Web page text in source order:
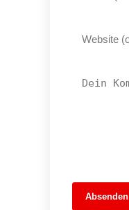
Absenden